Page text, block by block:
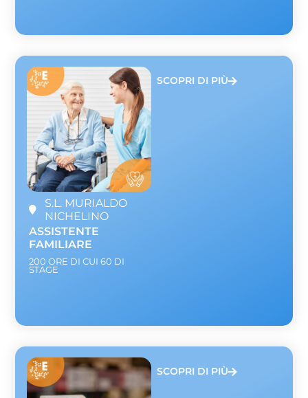
S.L. MURIALDO
NICHELINO
ASSISTENTE
FAMILIARE
200 ORE DI CUI 60 DI
STAGE
SCOPRI DI PIÙ
SCOPRI DI PIÙ